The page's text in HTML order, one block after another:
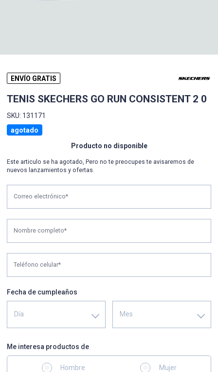
ENVÍO GRATIS
TENIS SKECHERS GO RUN CONSISTENT 2 0
SKU: 131171
agotado
Producto no disponible
Este articulo se ha agotado, Pero no te preocupes te avisaremos de
nuevos lanzamientos y ofertas.
Correo electrónico*
Nombre completo*
Teléfono celular*
Fecha de cumpleaños
Día Mes
Me interesa productos de
Hombre Mujer